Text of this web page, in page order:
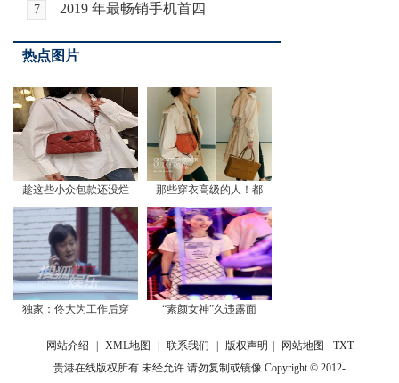
7 2019 年最畅销手机首四
热点图片
趁这些小众包款还没烂 那些穿衣高级的人！都
独家：佟大为工作后穿 “素颜女神”久违露面
网站介绍 XML地图 联系我们 版权声明 网站地图
TXT
贵港在线版权所有 未经允许 请勿复制或镜像 Copyright © 2012-